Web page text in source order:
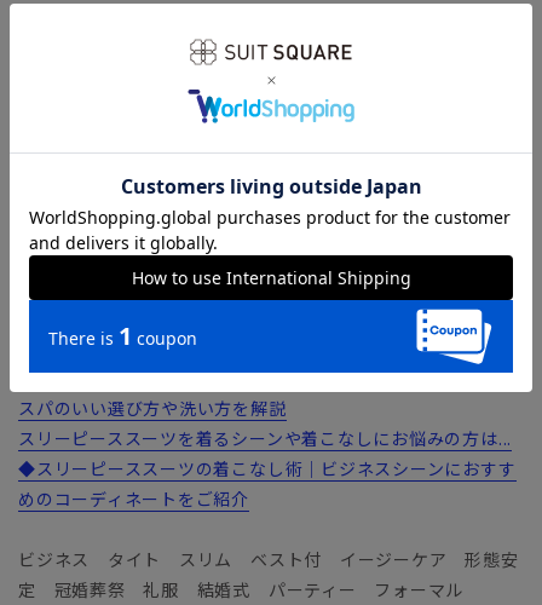
味する『ELANCO』。染色後の水を再利用することで、節水、
使用電力の削減、汚染物質排出の削減を実現した、自然や地球
にやさしいファブリックです。
上しています。
【機能】
ウォッシャブル／汚れてもご家庭で簡単にお洗濯が可能です。
おすすめの洗えるスーツが知りたい方は...
◆洗えるスーツ（ウォッシャブルスーツ）のおすすめ12選！コ
スパのいい選び方や洗い方を解説
スリーピーススーツを着るシーンや着こなしにお悩みの方は...
◆スリーピーススーツの着こなし術｜ビジネスシーンにおすす
めのコーディネートをご紹介
ビジネス タイト スリム ベスト付 イージーケア 形態安
定 冠婚葬祭 礼服 結婚式 パーティー フォーマル